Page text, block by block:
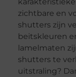
zichtbare en
shutters zijn
beitskleuren
lamelmaten
shutters te
uitstraling?